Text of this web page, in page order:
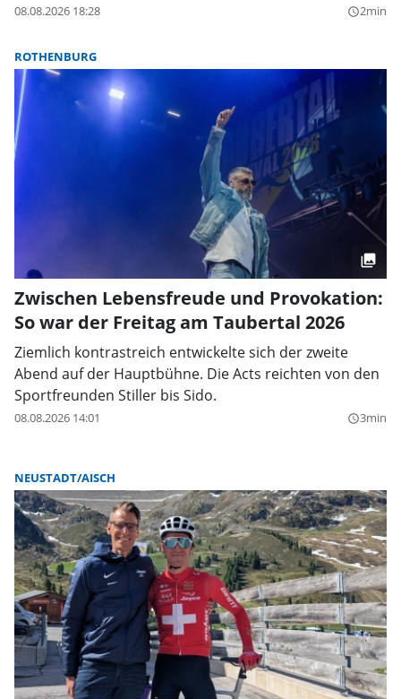
08.08.2026 18:28 query_builder2min
ROTHENBURG
Zwischen Lebensfreude und Provokation:
So war der Freitag am Taubertal 2026
Ziemlich kontrastreich entwickelte sich der zweite
Abend auf der Hauptbühne. Die Acts reichten von den
Sportfreunden Stiller bis Sido.
08.08.2026 14:01 query_builder3min
NEUSTADT/AISCH